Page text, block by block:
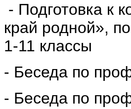
- Подготовка к
край родной»,
1-11 классы
- Беседа по
- Беседа по